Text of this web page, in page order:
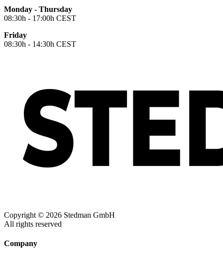
Monday - Thursday
08:30h - 17:00h CEST
Friday
08:30h - 14:30h CEST
Copyright © 2026 Stedman GmbH
All rights reserved
Company